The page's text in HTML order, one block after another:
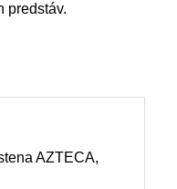
predstáv.
AZTECA,